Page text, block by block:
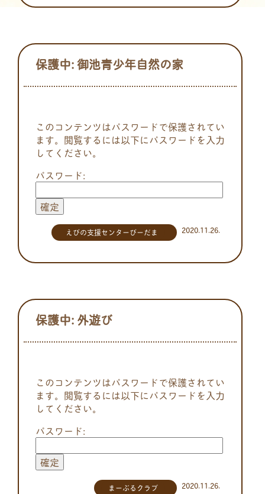
保護中: 御池青少年自然の家
このコンテンツはパスワードで保護されてい
ます。閲覧するには以下にパスワードを入力
してください。
パスワード:
2020.11.26.
えびの支援センターびーだま
保護中: 外遊び
このコンテンツはパスワードで保護されてい
ます。閲覧するには以下にパスワードを入力
してください。
パスワード:
2020.11.26.
まーぶるクラブ